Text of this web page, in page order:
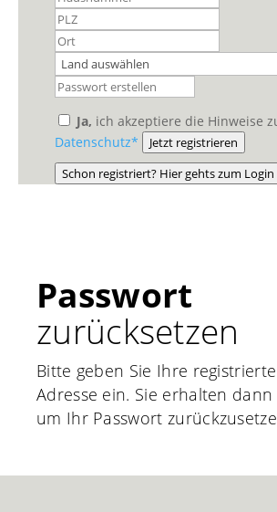
Ja, ich akzeptiere die Hinweise
Datenschutz*
Jetzt registrieren
Schon registriert? Hier gehts zum Login
Passwort
zurücksetzen
Bitte geben Sie Ihre
Adresse ein. Sie erhalten
um Ihr Passwort